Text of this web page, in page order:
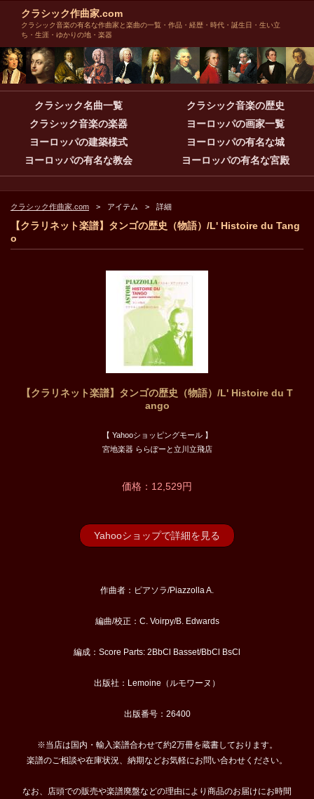
クラシック作曲家.com
クラシック音楽の有名な作曲家と楽曲の一覧・作品・経歴・時代・誕生日・生い立
ち・生涯・ゆかりの地・楽器
クラシック名曲一覧
クラシック音楽の歴史
クラシック音楽の楽器
ヨーロッパの画家一覧
ヨーロッパの建築様式
ヨーロッパの有名な城
ヨーロッパの有名な教会
ヨーロッパの有名な宮殿
クラシック作曲家.com アイテム 詳細
【クラリネット楽譜】タンゴの歴史（物語）/L' Histoire du Tang
o
【クラリネット楽譜】タンゴの歴史（物語）/L' Histoire du T
ango
【 Yahooショッピングモール 】
宮地楽器 ららぽーと立川立飛店
価格：12,529円
Yahooショップで詳細を見る
作曲者：ピアソラ/Piazzolla A.
編曲/校正：C. Voirpy/B. Edwards
編成：Score Parts: 2BbCl Basset/BbCl BsCl
出版社：Lemoine（ルモワーヌ）
出版番号：26400
※当店は国内・輸入楽譜合わせて約2万冊を蔵書しております。
楽譜のご相談や在庫状況、納期などお気軽にお問い合わせください。
なお、店頭での販売や楽譜廃盤などの理由により商品のお届けにお時間